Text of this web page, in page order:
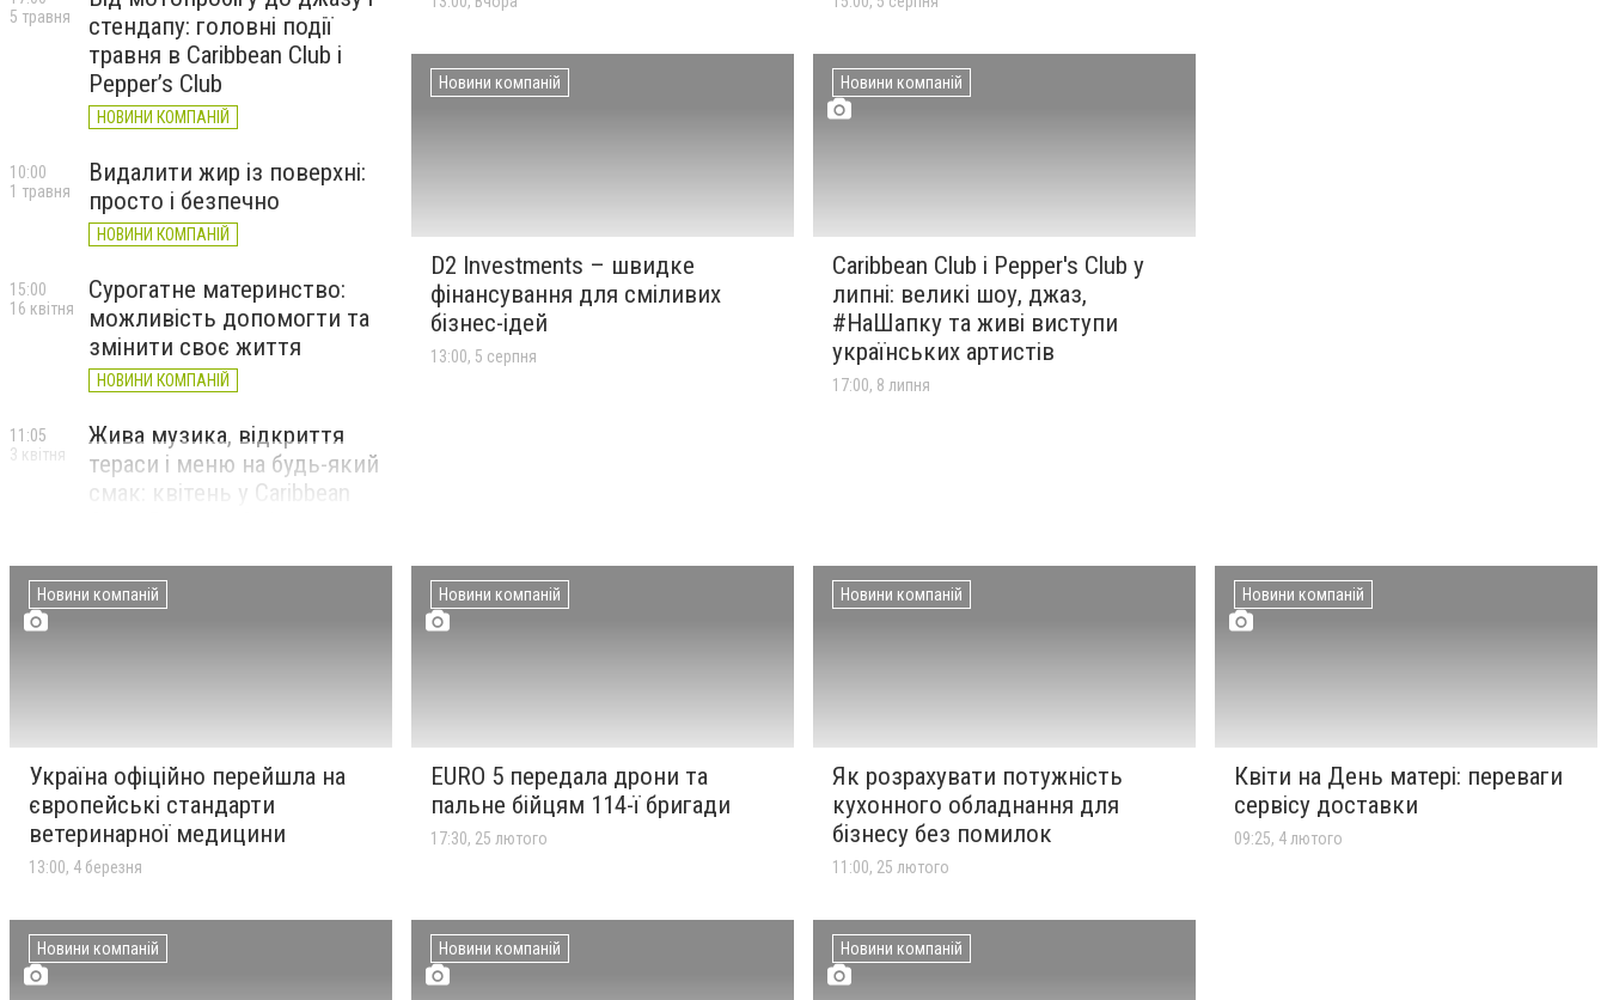
стендапу: головні події
травня в Caribbean Club і
Pepper’s Club
НОВИНИ КОМПАНІЙ
5 травня
Видалити жир із поверхні:
просто і безпечно
НОВИНИ КОМПАНІЙ
10:00
1 травня
Сурогатне материнство:
можливість допомогти та
змінити своє життя
НОВИНИ КОМПАНІЙ
15:00
16 квітня
Жива музика, відкриття
тераси і меню на будь-який
смак: квітень у Caribbean
11:05
3 квітня
Березнева афіша в Caribbean
17:00
Мережа АЗС EURO 5 стримує
радикальне подорожчання,
поки ринок пального
НОВИНИ КОМПАНІЙ
17:00
4 березня
13:00
Новини компаній
D2 Investments – швидке
фінансування для сміливих
бізнес-ідей
13:00, 5 серпня
Новини компаній
Caribbean Club і Pepper's Club у
липні: великі шоу, джаз,
#НаШапку та живі виступи
українських артистів
17:00, 8 липня
Новини компаній
Україна офіційно перейшла на
європейські стандарти
ветеринарної медицини
13:00, 4 березня
Новини компаній
EURO 5 передала дрони та
пальне бійцям 114-ї бригади
17:30, 25 лютого
Новини компаній
Як розрахувати потужність
кухонного обладнання для
бізнесу без помилок
11:00, 25 лютого
Новини компаній Новини компаній Новини компаній
Новини компаній
Квіти на День матері: переваги
сервісу доставки
09:25, 4 лютого